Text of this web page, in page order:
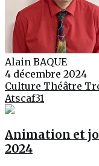
Alain BAQUE
4 décembre 2024
Culture Théâtre
Atscaf31
Animation et
2024